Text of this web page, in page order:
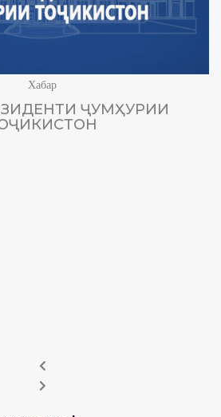
Хабар
ҶУМҲУРИИ